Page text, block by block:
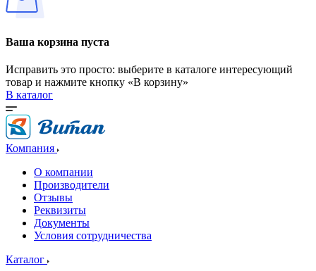
Ваша корзина пуста
Исправить это просто: выберите в каталоге интересующий
товар и нажмите кнопку «В корзину»
В каталог
Компания
О компании
Производители
Отзывы
Реквизиты
Документы
Условия сотрудничества
Каталог